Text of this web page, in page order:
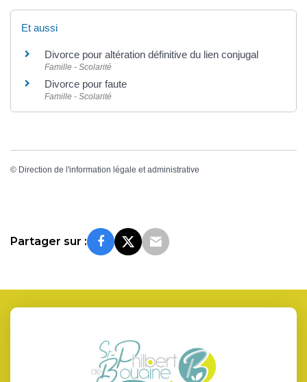
Et aussi
Divorce pour altération définitive du lien conjugal
Famille - Scolarité
Divorce pour faute
Famille - Scolarité
© Direction de l'information légale et administrative
Partager sur :